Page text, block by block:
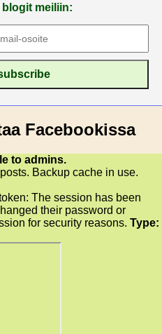
meiliin:
Facebookissa
to admins.
Backup cache in use.
The session has been
their password or
for security reasons. Type: